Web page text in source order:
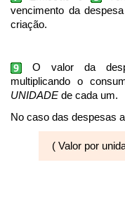
vencimento da
criação.
O valor da
multiplicando o
UNIDADE de cada um.
No caso das despesas
( Valor por